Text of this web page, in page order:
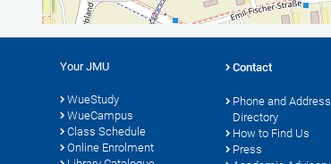
Your JMU
WueStudy
WueCampus
Class Schedule
Online Enrolment
Contact
Phone and Address
Directory
How to Find Us
Press